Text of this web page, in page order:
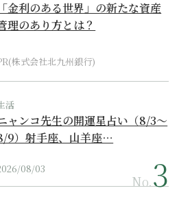
「金利のある世界」の新たな資産
理のあり方とは？
株式会社北九州銀行)
活
ャンコ先生の開運星占い（8/3～
9）射手座、山羊座…
08/03
No.